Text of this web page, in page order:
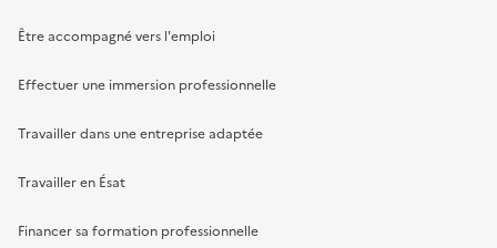
Être accompagné vers l'emploi
Effectuer une immersion professionnelle
Travailler dans une entreprise adaptée
Travailler en Ésat
Financer sa formation professionnelle